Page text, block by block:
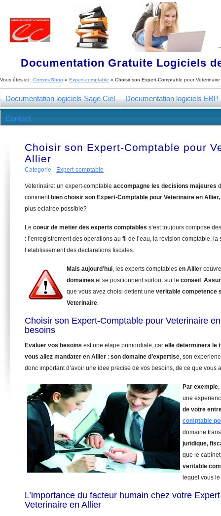
Documentation Gratuite Logiciels
Vous êtes ici : ComptaShop » Expert-comptable » Choisir son Expert-Comptable pour Veterinaire
Documentation logiciels Sage Ciel Documentation logiciels EBP
Contact
Choisir son Expert-Comptable pour
Allier
Categorie - Expert-comptable
Veterinaire: un expert-comptable accompagne les decisions majeures
comment bien choisir son Expert-Comptable pour Veterinaire en Allier,
plus eclairee possible?
Le coeur de metier des experts comptables s’est toujours compose
: l’enregistrement des operations au fil de l’eau, la revision comptable, la
l’etablissement des declarations fiscales.
Mais aujourd’hui, les experts comptables en Allier
domaines et se positionnent surtout sur le conseil .
que vous avez choisi detient une veritable competence
Veterinaire.
Choisir son Expert-Comptable pour Veterinaire
besoins
Evaluer vos besoins est une etape primordiale, car elle determinera le
vous allez mandater en Allier : son domaine d’expertise, son
donc important d’avoir une idee precise de vos besoins, de ce que vous
Par exemple
une
de votre
comptable
domaine
juridique,
que le
veritable
lequel vous
L’importance du facteur humain chez votre
Veterinaire en Allier